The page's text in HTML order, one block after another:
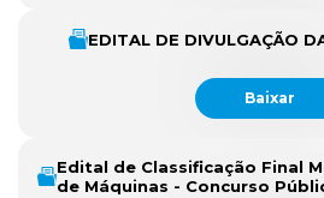
EDITAL DE DIVULGAÇÃO
Baixar
Edital de Classificação Final
de Máquinas - Concurso